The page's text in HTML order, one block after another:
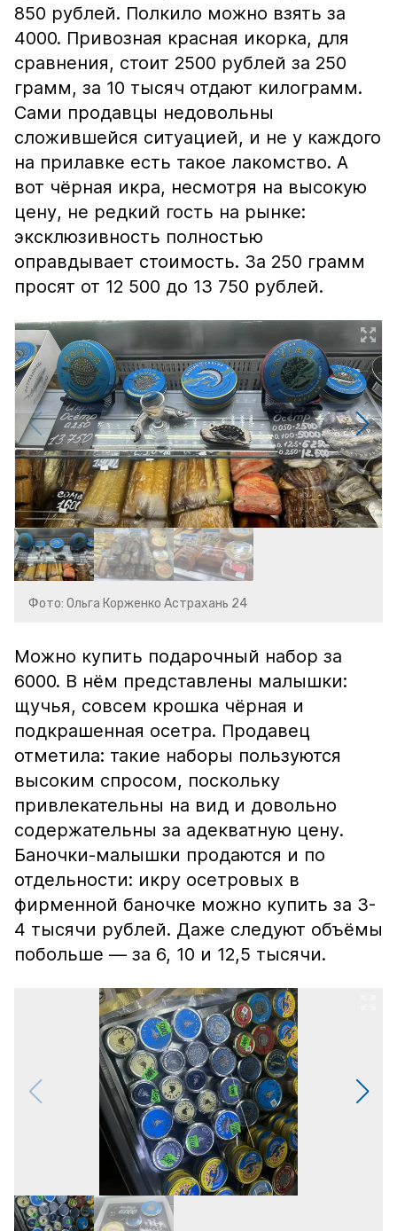
850 рублей. Полкило можно взять за
4000. Привозная красная икорка, для
сравнения, стоит 2500 рублей за 250
грамм, за 10 тысяч отдают килограмм.
Сами продавцы недовольны
сложившейся ситуацией, и не у каждого
на прилавке есть такое лакомство. А
вот чёрная икра, несмотря на высокую
цену, не редкий гость на рынке:
эксклюзивность полностью
оправдывает стоимость. За 250 грамм
просят от 12 500 до 13 750 рублей.
Фото: Ольга Корженко Астрахань 24
Можно купить подарочный набор за
6000. В нём представлены малышки:
щучья, совсем крошка чёрная и
подкрашенная осетра. Продавец
отметила: такие наборы пользуются
высоким спросом, поскольку
привлекательны на вид и довольно
содержательны за адекватную цену.
Баночки-малышки продаются и по
отдельности: икру осетровых в
фирменной баночке можно купить за 3-
4 тысячи рублей. Даже следуют объёмы
побольше — за 6, 10 и 12,5 тысячи.